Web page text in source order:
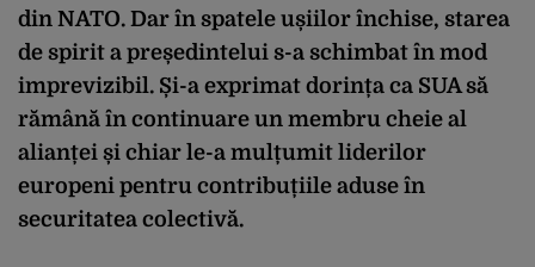
din NATO. Dar în spatele ușiilor închise, starea
de spirit a președintelui s-a schimbat în mod
imprevizibil. Și-a exprimat dorința ca SUA să
rămână în continuare un membru cheie al
alianței și chiar le-a mulțumit liderilor
europeni pentru contribuțiile aduse în
securitatea colectivă.